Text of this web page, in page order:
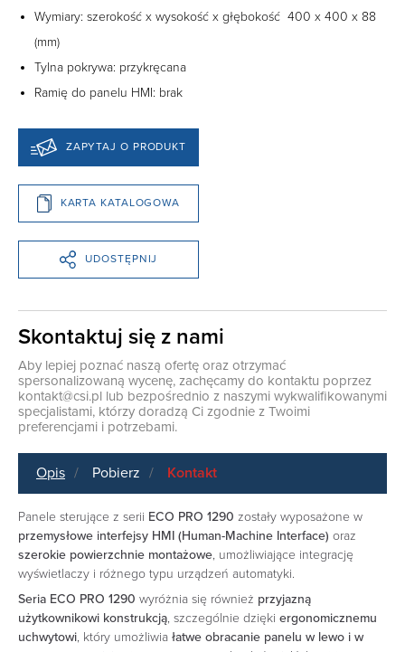
Wymiary: szerokość x wysokość x głębokość 400 x 400 x 88
(mm)
Tylna pokrywa: przykręcana
Ramię do panelu HMI: brak
ZAPYTAJ O PRODUKT
KARTA KATALOGOWA
UDOSTĘPNIJ
Skontaktuj się z nami
Aby lepiej poznać naszą ofertę oraz otrzymać
spersonalizowaną wycenę, zachęcamy do kontaktu poprzez
kontakt@csi.pl lub bezpośrednio z naszymi wykwalifikowanymi
specjalistami, którzy doradzą Ci zgodnie z Twoimi
preferencjami i potrzebami.
Opis Pobierz Kontakt
Panele sterujące z serii ECO PRO 1290 zostały wyposażone w
przemysłowe interfejsy HMI (Human-Machine Interface) oraz
szerokie powierzchnie montażowe, umożliwiające integrację
wyświetlaczy i różnego typu urządzeń automatyki.
Seria ECO PRO 1290 wyróżnia się również przyjazną
użytkownikowi konstrukcją, szczególnie dzięki ergonomicznemu
uchwytowi, który umożliwia łatwe obracanie panelu w lewo i w